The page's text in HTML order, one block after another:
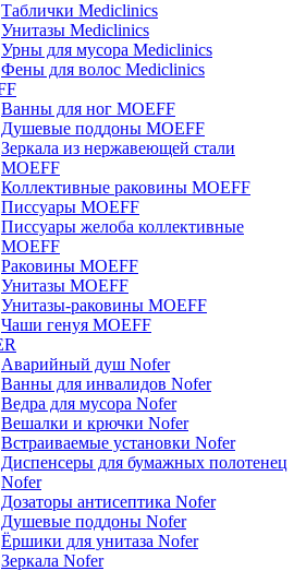
Таблички Mediclinics
Унитазы Mediclinics
Урны для мусора Mediclinics
Фены для волос Mediclinics
Ванны для ног MOEFF
Душевые поддоны MOEFF
Зеркала из нержавеющей стали
MOEFF
Коллективные раковины MOEFF
Писсуары MOEFF
Писсуары желоба коллективные
MOEFF
Раковины MOEFF
Унитазы MOEFF
Унитазы-раковины MOEFF
Чаши генуя MOEFF
Аварийный душ Nofer
Ванны для инвалидов Nofer
Ведра для мусора Nofer
Вешалки и крючки Nofer
Встраиваемые установки Nofer
Диспенсеры для бумажных полотенец
Nofer
Дозаторы антисептика Nofer
Душевые поддоны Nofer
Ёршики для унитаза Nofer
Зеркала Nofer